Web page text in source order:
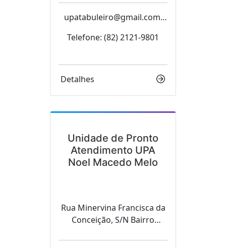
upatabuleiro@gmail.com,
r
Telefone: (82) 2121-9801
Detalhes
Unidade de Pronto
Atendimento UPA
Noel Macedo Melo
Rua Minervina Francisca da
Conceição, S/N Bairro